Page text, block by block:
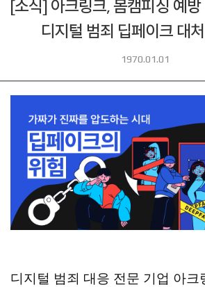
[소식] 아크링크, 몸캠피싱 예
디지털 범죄 딥페이크 대
1970.01.01
디지털 범죄 대응 전문 기업 아